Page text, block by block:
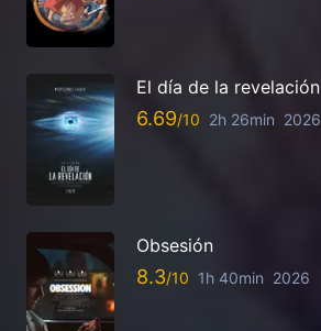
El día de la revelación
6.69 2h 26min 2026
Obsesión
8.3 1h 40min 2026